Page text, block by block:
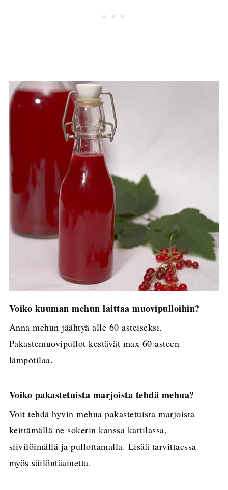
Voiko kuuman mehun laittaa muovipulloihin?
Anna mehun jäähtyä alle 60 asteiseksi.
Pakastemuovipullot kestävät max 60 asteen
lämpötilaa.
Voiko pakastetuista marjoista tehdä mehua?
Voit tehdä hyvin mehua pakastetuista marjoista
keittämällä ne sokerin kanssa kattilassa,
siivilöimällä ja pullottamalla. Lisää tarvittaessa
myös säilöntäainetta.